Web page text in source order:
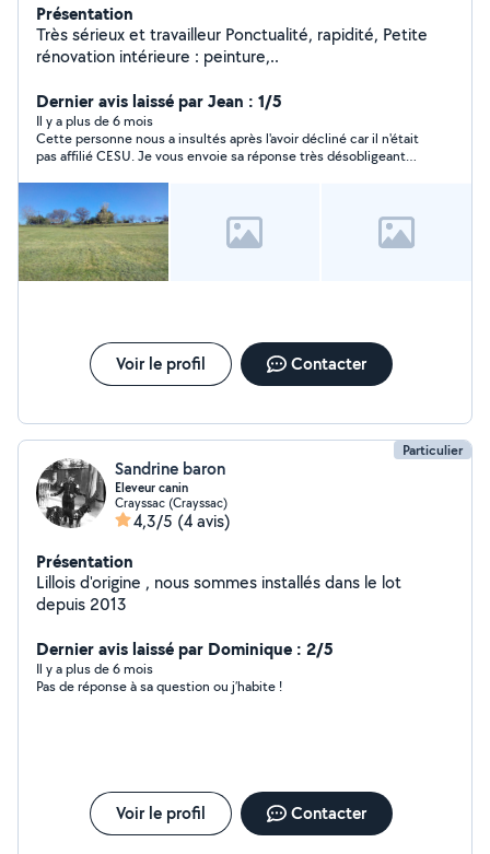
Présentation
Très sérieux et travailleur Ponctualité, rapidité, Petite
rénovation intérieure : peinture,..
Dernier avis laissé par Jean : 1/5
Il y a plus de 6 mois
Cette personne nous a insultés après l'avoir décliné car il n'était
pas affilié CESU. Je vous envoie sa réponse très désobligeante.
Voir le profil Contacter
Particulier
Sandrine baron
Eleveur canin
Crayssac (Crayssac)
4,3/5 (4 avis)
Présentation
Lillois d'origine , nous sommes installés dans le lot
depuis 2013
Dernier avis laissé par Dominique : 2/5
Il y a plus de 6 mois
Pas de réponse à sa question ou j’habite !
Voir le profil Contacter